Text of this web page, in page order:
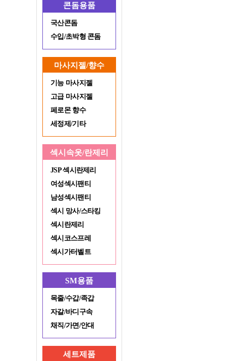
콘돔용품
국산콘돔
수입/초박형 콘돔
마사지젤/향수
기능 마사지젤
고급 마사지젤
페로몬 향수
세정제/기타
섹시속옷/란제리
JSP 섹시란제리
여성섹시팬티
남성섹시팬티
섹시 망사/스타킹
섹시란제리
섹시코스프레
섹시가터벨트
SM용품
목줄/수갑/족갑
자갈/바디구속
채직/가면/안대
세트제품